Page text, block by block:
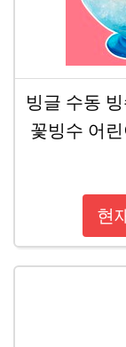
빙글 수동
꽃빙수 어
현